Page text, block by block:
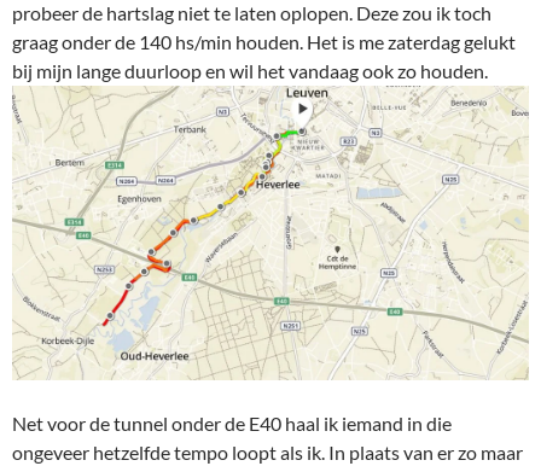
probeer de hartslag niet te laten oplopen. Deze zou ik toch
graag onder de 140 hs/min houden. Het is me zaterdag gelukt
bij mijn lange duurloop en wil het vandaag ook zo houden.
Net voor de tunnel onder de E40 haal ik iemand in die
ongeveer hetzelfde tempo loopt als ik. In plaats van er zo maar